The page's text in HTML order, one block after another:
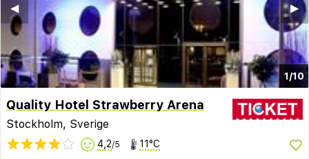
1/10
▶︎
◀︎
Quality Hotel Strawberry Arena
Stockholm, Sverige
4,2/5 11°C